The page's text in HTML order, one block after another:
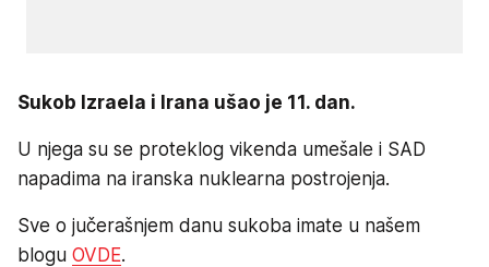
Sukob Izraela i Irana ušao je 11. dan.
U njega su se proteklog vikenda umešale i SAD
napadima na iranska nuklearna postrojenja.
Sve o jučerašnjem danu sukoba imate u našem
blogu OVDE.